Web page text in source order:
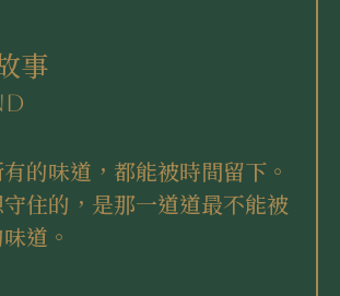
事
的味道，都能被時間留下。
住的，是那一道道最不能被
道。